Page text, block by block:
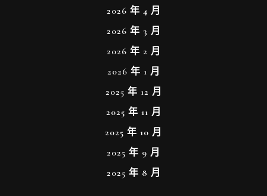
2026 年 4 月
2026 年 3 月
2026 年 2 月
2026 年 1 月
2025 年 12 月
2025 年 11 月
2025 年 10 月
2025 年 9 月
2025 年 8 月